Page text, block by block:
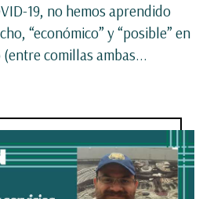
19, no hemos aprendido
“económico” y “posible” en
comillas ambas...